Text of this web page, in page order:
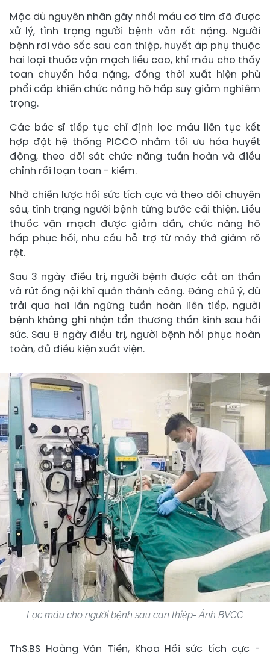
Mặc dù nguyên nhân gây nhồi máu cơ tim đã được
xử lý, tình trạng người bệnh vẫn rất nặng. Người
bệnh rơi vào sốc sau can thiệp, huyết áp phụ thuộc
hai loại thuốc vận mạch liều cao, khí máu cho thấy
toan chuyển hóa nặng, đồng thời xuất hiện phù
phổi cấp khiến chức năng hô hấp suy giảm nghiêm
trọng.
Các bác sĩ tiếp tục chỉ định lọc máu liên tục kết
hợp đặt hệ thống PICCO nhằm tối ưu hóa huyết
động, theo dõi sát chức năng tuần hoàn và điều
chỉnh rối loạn toan - kiềm.
Nhờ chiến lược hồi sức tích cực và theo dõi chuyên
sâu, tình trạng người bệnh từng bước cải thiện. Liều
thuốc vận mạch được giảm dần, chức năng hô
hấp phục hồi, nhu cầu hỗ trợ từ máy thở giảm rõ
rệt.
Sau 3 ngày điều trị, người bệnh được cắt an thần
và rút ống nội khí quản thành công. Đáng chú ý, dù
trải qua hai lần ngừng tuần hoàn liên tiếp, người
bệnh không ghi nhận tổn thương thần kinh sau hồi
sức. Sau 8 ngày điều trị, người bệnh hồi phục hoàn
toàn, đủ điều kiện xuất viện.
Lọc máu cho người bệnh sau can thiệp- Ảnh BVCC
ThS.BS Hoàng Văn Tiến, Khoa Hồi sức tích cực -